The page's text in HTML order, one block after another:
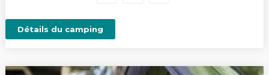
Détails du camping